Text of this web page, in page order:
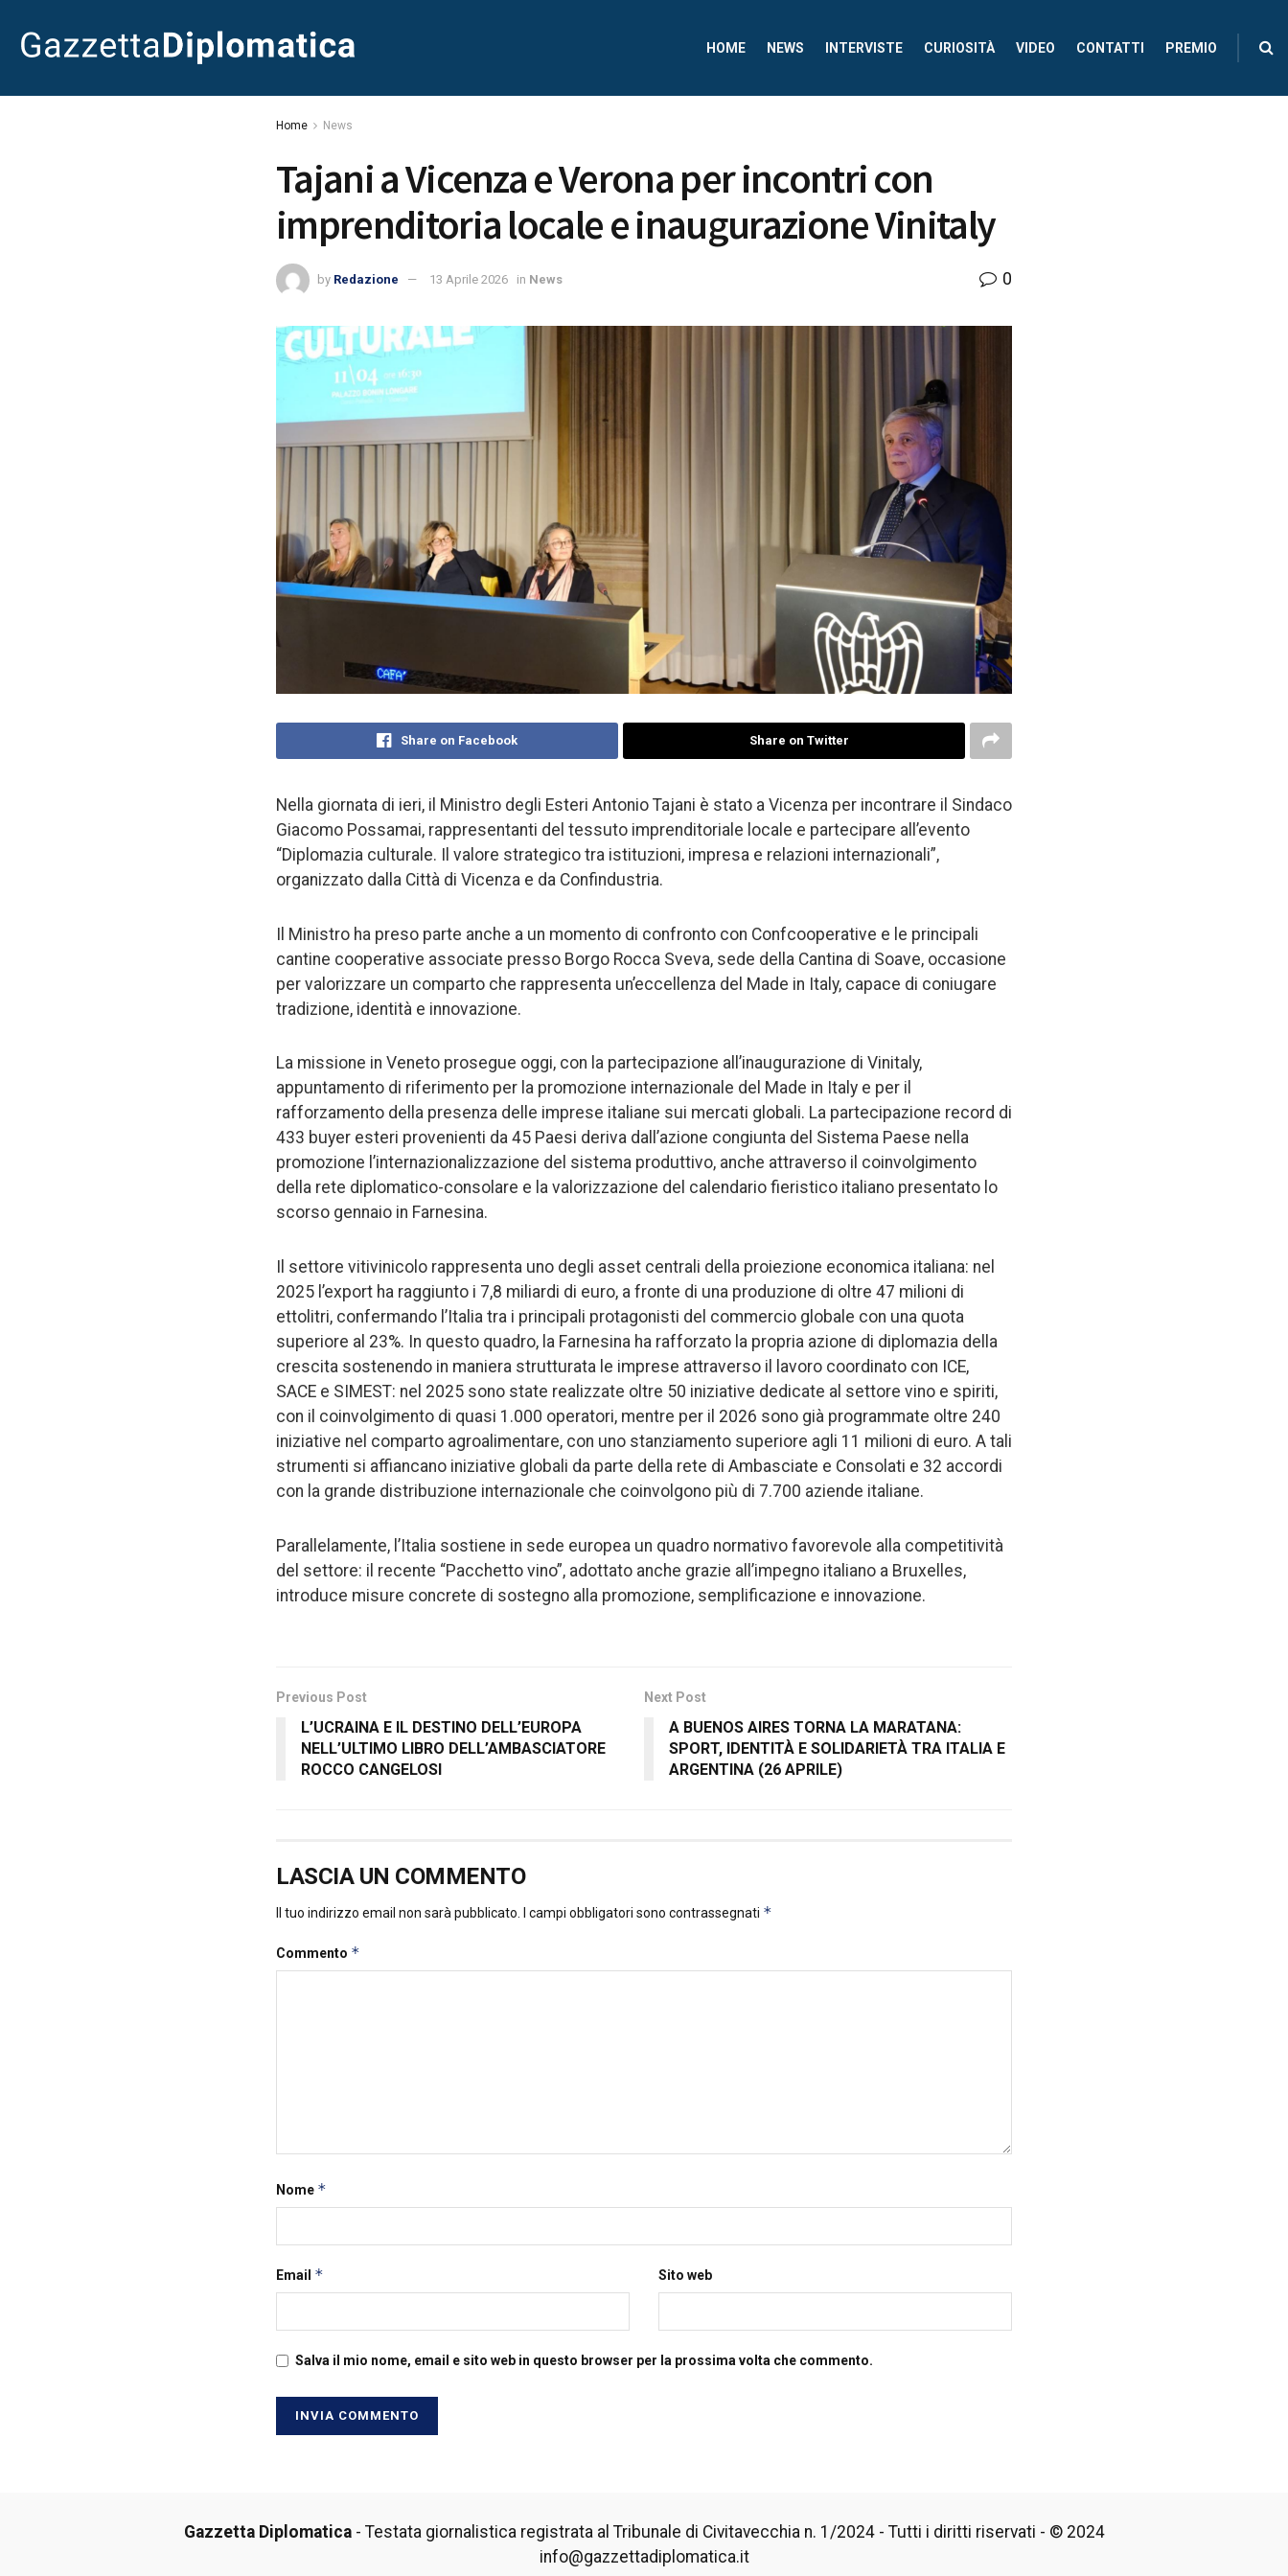
HOME NEWS INTERVISTE CURIOSITÀ VIDEO CONTATTI PREMIO
Home News
Tajani a Vicenza e Verona per incontri con
imprenditoria locale e inaugurazione Vinitaly
by Redazione 13 Aprile 2026 in News 0
Share on Facebook Share on Twitter
Nella giornata di ieri, il Ministro degli Esteri Antonio Tajani è stato a Vicenza per incontrare il Sindaco
Giacomo Possamai, rappresentanti del tessuto imprenditoriale locale e partecipare all’evento
“Diplomazia culturale. Il valore strategico tra istituzioni, impresa e relazioni internazionali”,
organizzato dalla Città di Vicenza e da Confindustria.
Il Ministro ha preso parte anche a un momento di confronto con Confcooperative e le principali
cantine cooperative associate presso Borgo Rocca Sveva, sede della Cantina di Soave, occasione
per valorizzare un comparto che rappresenta un’eccellenza del Made in Italy, capace di coniugare
tradizione, identità e innovazione.
La missione in Veneto prosegue oggi, con la partecipazione all’inaugurazione di Vinitaly,
appuntamento di riferimento per la promozione internazionale del Made in Italy e per il
rafforzamento della presenza delle imprese italiane sui mercati globali. La partecipazione record di
433 buyer esteri provenienti da 45 Paesi deriva dall’azione congiunta del Sistema Paese nella
promozione l’internazionalizzazione del sistema produttivo, anche attraverso il coinvolgimento
della rete diplomatico-consolare e la valorizzazione del calendario fieristico italiano presentato lo
scorso gennaio in Farnesina.
Il settore vitivinicolo rappresenta uno degli asset centrali della proiezione economica italiana: nel
2025 l’export ha raggiunto i 7,8 miliardi di euro, a fronte di una produzione di oltre 47 milioni di
ettolitri, confermando l’Italia tra i principali protagonisti del commercio globale con una quota
superiore al 23%. In questo quadro, la Farnesina ha rafforzato la propria azione di diplomazia della
crescita sostenendo in maniera strutturata le imprese attraverso il lavoro coordinato con ICE,
SACE e SIMEST: nel 2025 sono state realizzate oltre 50 iniziative dedicate al settore vino e spiriti,
con il coinvolgimento di quasi 1.000 operatori, mentre per il 2026 sono già programmate oltre 240
iniziative nel comparto agroalimentare, con uno stanziamento superiore agli 11 milioni di euro. A tali
strumenti si affiancano iniziative globali da parte della rete di Ambasciate e Consolati e 32 accordi
con la grande distribuzione internazionale che coinvolgono più di 7.700 aziende italiane.
Parallelamente, l’Italia sostiene in sede europea un quadro normativo favorevole alla competitività
del settore: il recente “Pacchetto vino”, adottato anche grazie all’impegno italiano a Bruxelles,
introduce misure concrete di sostegno alla promozione, semplificazione e innovazione.
Previous Post
L’UCRAINA E IL DESTINO DELL’EUROPA
NELL’ULTIMO LIBRO DELL’AMBASCIATORE
ROCCO CANGELOSI
Next Post
A BUENOS AIRES TORNA LA MARATANA:
SPORT, IDENTITÀ E SOLIDARIETÀ TRA ITALIA E
ARGENTINA (26 APRILE)
LASCIA UN COMMENTO
Il tuo indirizzo email non sarà pubblicato. I campi obbligatori sono contrassegnati *
Commento *
Nome *
Email * Sito web
Salva il mio nome, email e sito web in questo browser per la prossima volta che commento.
Gazzetta Diplomatica- Testata giornalistica registrata al Tribunale di Civitavecchia n. 1/2024 - Tutti i diritti riservati - © 2024
info@gazzettadiplomatica.it